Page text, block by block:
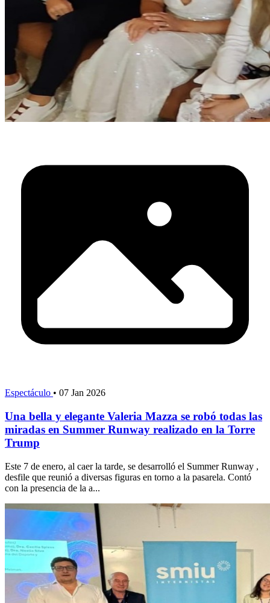
Espectáculo • 07 Jan 2026
Una bella y elegante Valeria Mazza se robó todas las
miradas en Summer Runway realizado en la Torre
Trump
Este 7 de enero, al caer la tarde, se desarrolló el Summer Runway ,
desfile que reunió a diversas figuras en torno a la pasarela. Contó
con la presencia de la a...